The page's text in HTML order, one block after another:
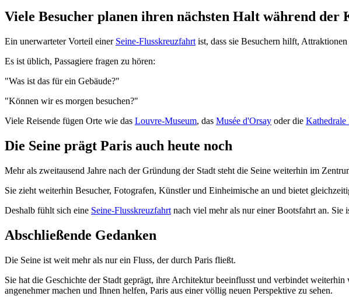
Viele Besucher planen ihren nächsten Halt während der
Ein unerwarteter Vorteil einer Seine-Flusskreuzfahrt ist, dass sie Besuchern hilft,
Es ist üblich, Passagiere fragen zu hören:
"Was ist das für ein Gebäude?"
"Können wir es morgen besuchen?"
Viele Reisende fügen Orte wie das Louvre-Museum, das Musée d'Orsay oder die Kathedrale
Die Seine prägt Paris auch heute noch
Mehr als zweitausend Jahre nach der Gründung der Stadt steht die Seine weiterhin im
Sie zieht weiterhin Besucher, Fotografen, Künstler und Einheimische an und bietet
Deshalb fühlt sich eine Seine-Flusskreuzfahrt nach viel mehr als nur einer Bootsfahrt an. Sie
Abschließende Gedanken
Die Seine ist weit mehr als nur ein Fluss, der durch Paris fließt.
Sie hat die Geschichte der Stadt geprägt, ihre Architektur beeinflusst und verbindet
angenehmer machen und Ihnen helfen, Paris aus einer völlig neuen Perspektive zu sehen.